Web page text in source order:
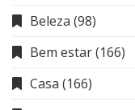
Beleza (98)
Bem estar(166)
Casa (166)